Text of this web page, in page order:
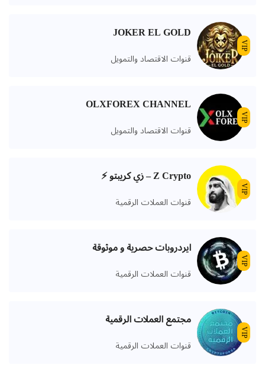
VIP
JOKER EL GOLD
قنوات الاقتصاد والتمويل
VIP
OLXFOREX CHANNEL
قنوات الاقتصاد والتمويل
VIP
Z Crypto – زي كريبتو ⚡️
قنوات العملات الرقمية
VIP
ايردروبات حصرية و موثوقة
قنوات العملات الرقمية
VIP
مجتمع العملات الرقمية
قنوات العملات الرقمية